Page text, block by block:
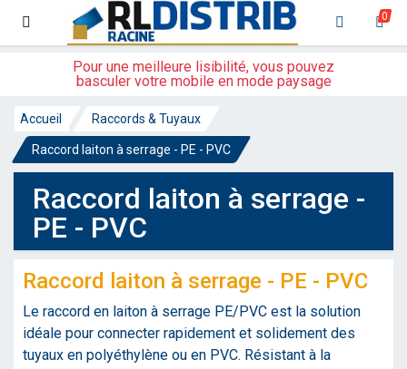
0
Pour une meilleure lisibilité, vous pouvez
basculer votre mobile en mode paysage
Accueil Raccords & Tuyaux
Raccord laiton à serrage - PE - PVC
Raccord laiton à serrage -
PE - PVC
Raccord laiton à serrage - PE - PVC
Le raccord en laiton à serrage PE/PVC est la solution
idéale pour connecter rapidement et solidement des
tuyaux en polyéthylène ou en PVC. Résistant à la